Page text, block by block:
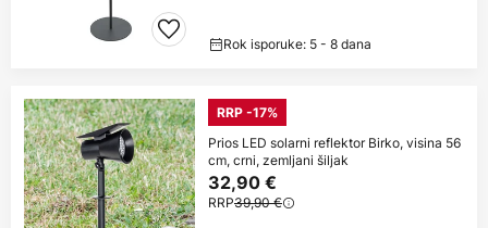
Rok isporuke: 5 - 8 dana
RRP -17%
Prios LED solarni reflektor Birko, visina 56
cm, crni, zemljani šiljak
32,90 €
RRP39,90 €